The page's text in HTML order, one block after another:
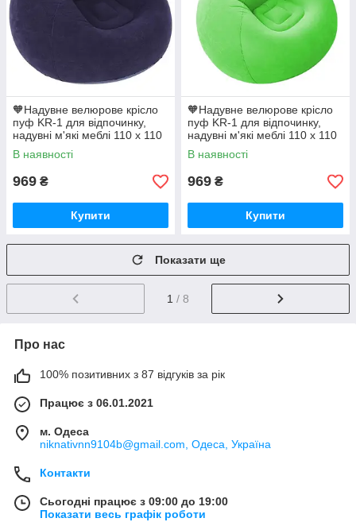
🧡Надувне велюрове крісло
пуф KR-1 для відпочинку,
надувні м'які меблі 110 х 110
х 80 см Синій
В наявності
969 ₴
Купити
🧡Надувне велюрове крісло
пуф KR-1 для відпочинку,
надувні м'які меблі 110 х 110
х 80 см Зелений
В наявності
969 ₴
Купити
Показати ще
1 / 8
Про нас
100% позитивних з 87 відгуків за рік
Працює з 06.01.2021
м. Одеса
niknativnn9104b@gmail.com, Одеса, Україна
Контакти
Сьогодні працює з 09:00 до 19:00
Показати весь графік роботи